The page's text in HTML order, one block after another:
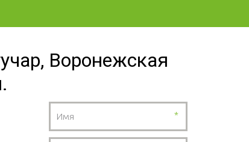
Воронежская
*